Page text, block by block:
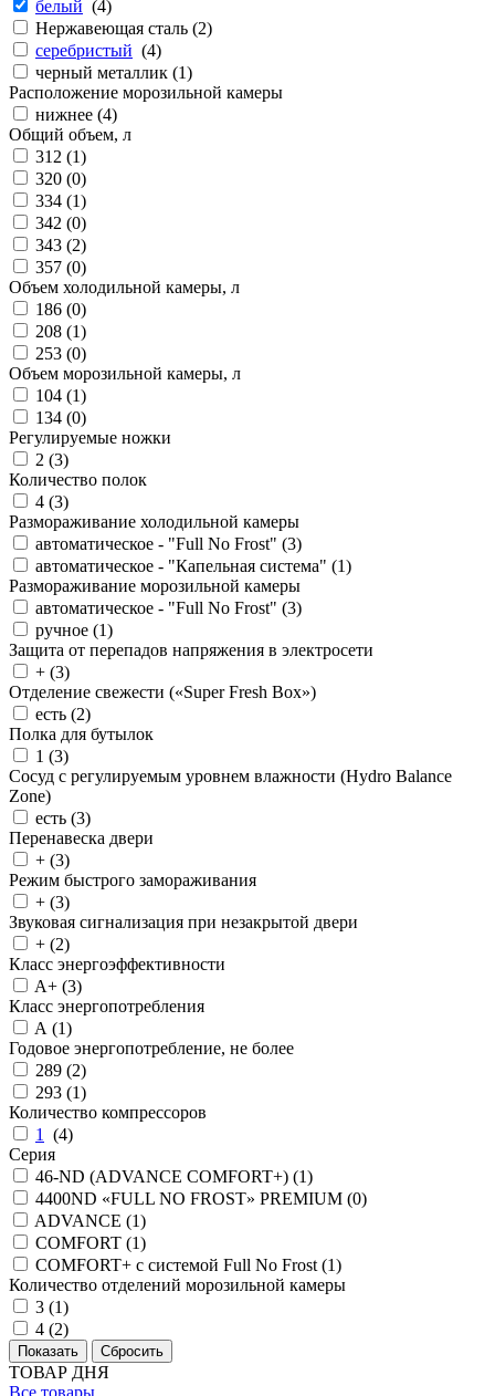
белый (4)
Нержавеющая сталь (2)
серебристый (4)
черный металлик (1)
Расположение морозильной камеры
нижнее (4)
Общий объем, л
312 (1)
320 (0)
334 (1)
342 (0)
343 (2)
357 (0)
Объем холодильной камеры, л
186 (0)
208 (1)
253 (0)
Объем морозильной камеры, л
104 (1)
134 (0)
Регулируемые ножки
2 (3)
Количество полок
4 (3)
Размораживание холодильной камеры
автоматическое - "Full No Frost" (3)
автоматическое - "Капельная система" (1)
Размораживание морозильной камеры
автоматическое - "Full No Frost" (3)
ручное (1)
Защита от перепадов напряжения в электросети
+ (3)
Отделение свежести («Super Fresh Box»)
есть (2)
Полка для бутылок
1 (3)
Сосуд с регулируемым уровнем влажности (Hydro Balance
Zone)
есть (3)
Перенавеска двери
+ (3)
Режим быстрого замораживания
+ (3)
Звуковая сигнализация при незакрытой двери
+ (2)
Класс энергоэффективности
A+ (3)
Класс энергопотребления
A (1)
Годовое энергопотребление, не более
289 (2)
293 (1)
Количество компрессоров
1
(4)
Серия
46-ND (ADVANCE COMFORT+) (1)
4400ND «FULL NO FROST» PREMIUM (0)
ADVANCE (1)
COMFORT (1)
COMFORT+ с системой Full No Frost (1)
Количество отделений морозильной камеры
3 (1)
4 (2)
ТОВАР ДНЯ
Все товары